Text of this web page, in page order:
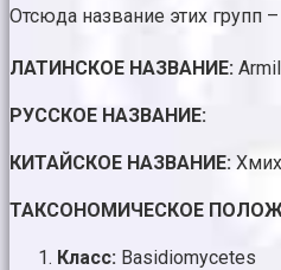
Отсюда название этих групп
ЛАТИНСКОЕ НАЗВАНИЕ:
РУССКОЕ НАЗВАНИЕ:
КИТАЙСКОЕ НАЗВАНИЕ:
ТАКСОНОМИЧЕСКОЕ
Класс: Basidiomycetes